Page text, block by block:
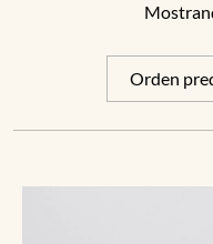
Orden